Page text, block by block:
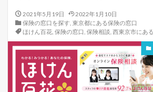
2021年5月19日
2022年1月10日
保険の窓口を探す, 東京都にある保険の窓口
ほけん百花, 保険の窓口, 保険相談, 西東京市にあ